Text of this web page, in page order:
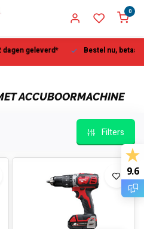
0
geleverd* Bestel nu, betaal
ACCUBOORMACHINE
Filters
9.6